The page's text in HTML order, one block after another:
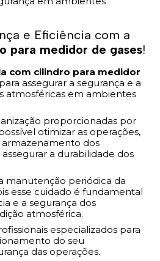
e Eficiência com a
para medidor de gases!
com cilindro para medidor
assegurar a segurança e a
atmosféricas em ambientes
proporcionadas por
otimizar as operações,
dos
a durabilidade dos
manutenção periódica da
esse cuidado é fundamental
e a segurança dos
atmosférica.
especializados para
do seu
das operações.